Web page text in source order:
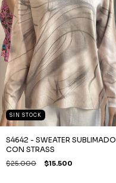
SIN STOCK
S4642 - SWEATER SUBLIMADO
CON STRASS
$25.000 $15.500